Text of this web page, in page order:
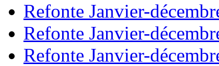
Refonte Janvier-
Refonte Janvier-
Refonte Janvier-